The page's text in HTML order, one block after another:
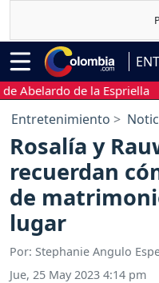
de la Espriella
Entretenimiento
Rosalía y
recuerdan
de
lugar
Por: Stephanie Angulo
Jue, 25 May 2023 4:14 pm